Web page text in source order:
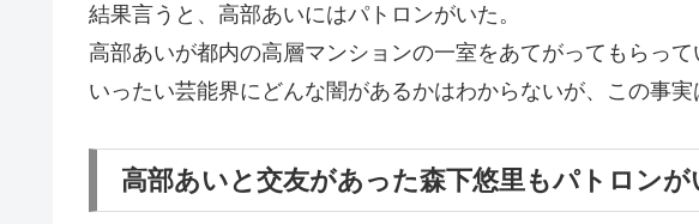
結果言うと、高部あいにはパトロンがいた。
高部あいが都内の高層マンションの一室をあてがってもらって
いったい芸能界にどんな闇があるかはわからないが、この事実
高部あいと交友があった森下悠里もパトロンが